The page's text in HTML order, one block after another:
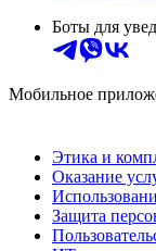
Боты для
Мобильное
Этика и
Оказание
Защита